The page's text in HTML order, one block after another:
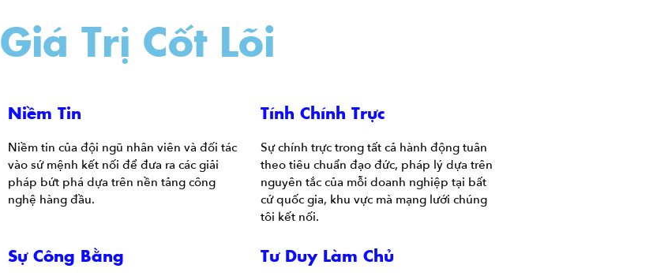
Giá Trị Cốt Lõi
Niềm Tin
Niềm tin của đội ngũ nhân viên và đối tác
vào sứ mệnh kết nối để đưa ra các giải
pháp bứt phá dựa trên nền tảng công
nghệ hàng đầu.
Tính Chính Trực
Sự chính trực trong tất cả hành động tuân
theo tiêu chuẩn đạo đức, pháp lý dựa trên
nguyên tắc của mỗi doanh nghiệp tại bất
cứ quốc gia, khu vực mà mạng lưới chúng
tôi kết nối.
Sự Công Bằng Tư Duy Làm Chủ